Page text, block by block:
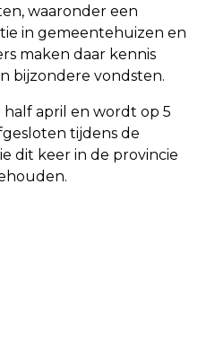
waaronder een
in gemeentehuizen en
maken daar kennis
bijzondere vondsten.
april en wordt op 5
tijdens de
dit keer in de provincie